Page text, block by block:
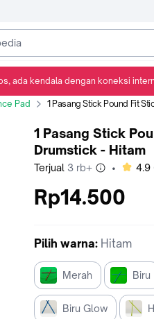
Pad 1 Pasang Stick Pound Fit Stick Olahraga Workout Drumstick -
1 Pasang Stick
Drumstick - Hitam
Terjual 3 rb+ • 4.9
Rp14.500
Pilih warna: Hitam
Merah Biru
Biru Glow
ada kendala dengan koneksi